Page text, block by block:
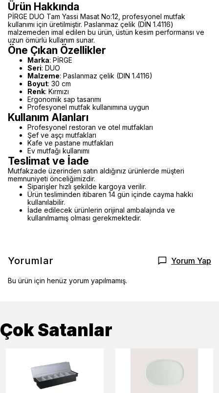
Ürün Hakkında
PİRGE DUO Tam Yassi Masat No:12, profesyonel mutfak
kullanımı için üretilmiştir. Paslanmaz çelik (DIN 1.4116)
malzemeden imal edilen bu ürün, üstün kesim performansı ve
uzun ömürlü kullanım sunar.
Öne Çıkan Özellikler
Marka: PİRGE
Seri: DUO
Malzeme: Paslanmaz çelik (DIN 1.4116)
Boyut: 30 cm
Renk: Kırmızı
Ergonomik sap tasarımı
Profesyonel mutfak kullanımına uygun
Kullanım Alanları
Profesyonel restoran ve otel mutfakları
Şef ve aşçı mutfakları
Kafe ve pastane mutfakları
Ev mutfağı kullanımı
Teslimat ve İade
Mutfakzade üzerinden satın aldığınız ürünlerde müşteri
memnuniyeti önceliğimizdir.
Siparişler hızlı şekilde kargoya verilir.
Ürün tesliminden itibaren 14 gün içinde cayma hakkı
kullanılabilir.
İade edilecek ürünlerin orijinal ambalajında ve
kullanılmamış olması gerekmektedir.
Yorumlar Yorum Yap
Bu ürün için henüz yorum yapılmamış.
Çok Satanlar